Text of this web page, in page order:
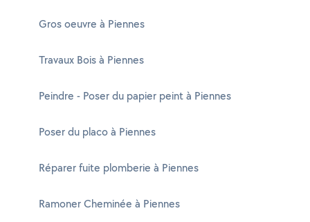
Gros oeuvre à Piennes
Travaux Bois à Piennes
Peindre - Poser du papier peint à Piennes
Poser du placo à Piennes
Réparer fuite plomberie à Piennes
Ramoner Cheminée à Piennes